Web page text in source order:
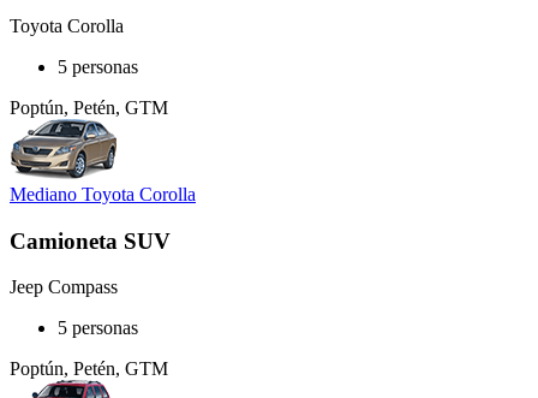
Toyota Corolla
5 personas
Poptún, Petén, GTM
Mediano Toyota Corolla
Camioneta SUV
Jeep Compass
5 personas
Poptún, Petén, GTM